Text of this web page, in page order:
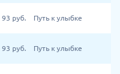
93 руб. Путь к улыбке
93 руб. Путь к улыбке